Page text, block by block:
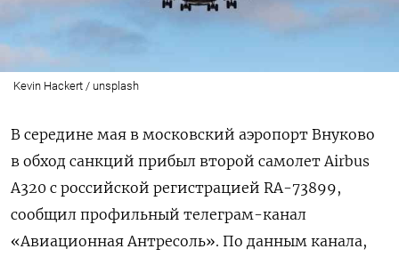
Kevin Hackert / unsplash
В середине мая в московский аэропорт Внуково
в обход санкций прибыл второй самолет Airbus
A320 с российской регистрацией RA-73899,
сообщил профильный телеграм-канал
«Авиационная Антресоль». По данным канала,